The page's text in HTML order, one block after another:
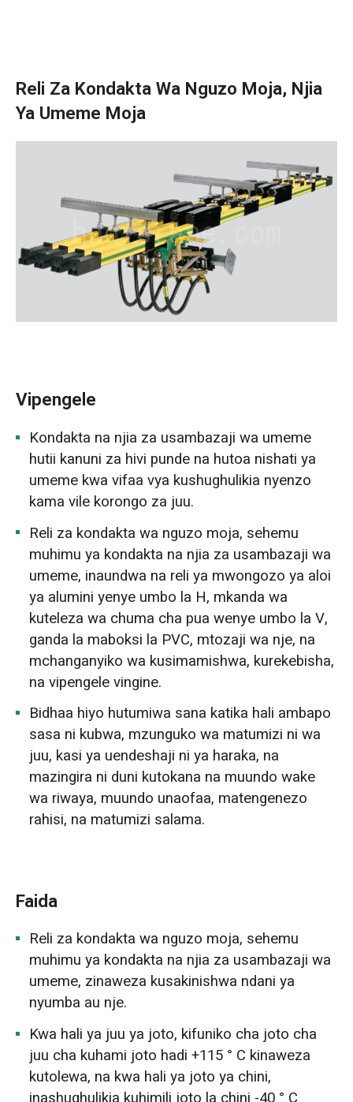
Reli Za Kondakta Wa Nguzo Moja, Njia
Ya Umeme Moja
Vipengele
Kondakta na njia za usambazaji wa umeme
hutii kanuni za hivi punde na hutoa nishati ya
umeme kwa vifaa vya kushughulikia nyenzo
kama vile korongo za juu.
Reli za kondakta wa nguzo moja, sehemu
muhimu ya kondakta na njia za usambazaji wa
umeme, inaundwa na reli ya mwongozo ya aloi
ya alumini yenye umbo la H, mkanda wa
kuteleza wa chuma cha pua wenye umbo la V,
ganda la maboksi la PVC, mtozaji wa nje, na
mchanganyiko wa kusimamishwa, kurekebisha,
na vipengele vingine.
Bidhaa hiyo hutumiwa sana katika hali ambapo
sasa ni kubwa, mzunguko wa matumizi ni wa
juu, kasi ya uendeshaji ni ya haraka, na
mazingira ni duni kutokana na muundo wake
wa riwaya, muundo unaofaa, matengenezo
rahisi, na matumizi salama.
Faida
Reli za kondakta wa nguzo moja, sehemu
muhimu ya kondakta na njia za usambazaji wa
umeme, zinaweza kusakinishwa ndani ya
nyumba au nje.
Kwa hali ya juu ya joto, kifuniko cha joto cha
juu cha kuhami joto hadi +115 ° C kinaweza
kutolewa, na kwa hali ya joto ya chini,